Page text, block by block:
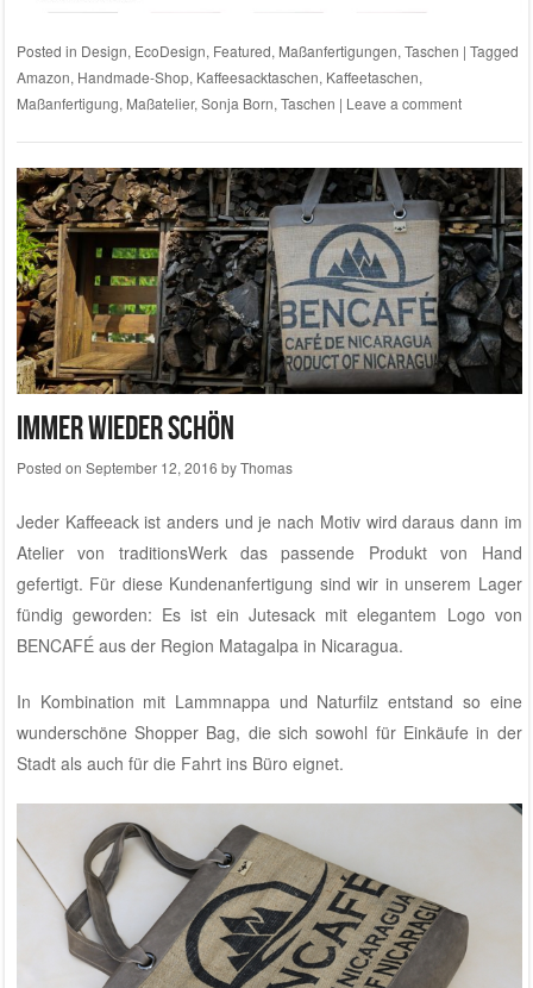
Posted in Design, EcoDesign, Featured, Maßanfertigungen, Taschen | Tagged
Amazon, Handmade-Shop, Kaffeesacktaschen, Kaffeetaschen,
Maßanfertigung, Maßatelier, Sonja Born, Taschen | Leave a comment
Immer wieder schön
Posted on September 12, 2016 byThomas
Jeder Kaffeeack ist anders und je nach Motiv wird daraus dann im
Atelier von traditionsWerkdas passende Produkt von Hand
gefertigt. Für diese Kundenanfertigung sind wir in unserem Lager
fündig geworden: Es ist ein Jutesack mit elegantem Logo von
BENCAFÉaus der Region Matagalpa in Nicaragua.
In Kombination mit Lammnappa und Naturfilz entstand so eine
wunderschöne Shopper Bag, die sich sowohl für Einkäufe in der
Stadt als auch für die Fahrt ins Büro eignet.